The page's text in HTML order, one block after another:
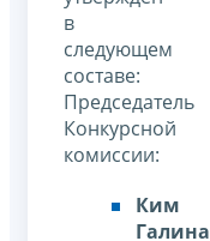
в
следующем
составе:
Председатель
Конкурсной
комиссии:
Ким
Галина